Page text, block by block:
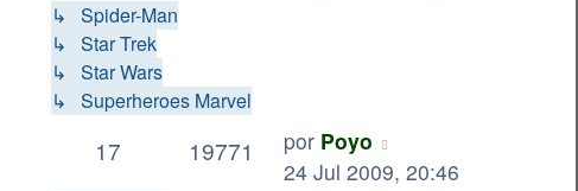
17 19771 por Poyo
24 Jul 2009, 20:46
↳ Spider-Man
↳ Star Trek
↳ Star Wars
↳ Superheroes Marvel